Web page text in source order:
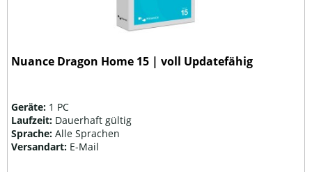
Nuance Dragon Home 15 | voll Updatefähig
Geräte: 1 PC
Laufzeit: Dauerhaft gültig
Sprache:Alle Sprachen
Versandart: E-Mail